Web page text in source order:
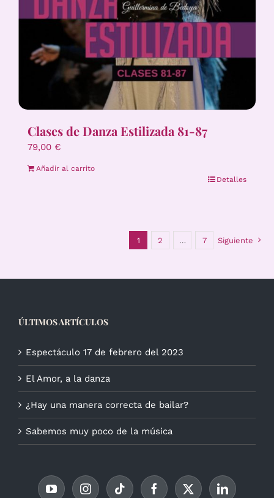
Clases de Danza Estilizada 81-87
79,00 €
Añadir al carrito
Detalles
1 2 … 7 Siguiente
ÚLTIMOS ARTÍCULOS
Espectáculo 17 de febrero del 2023
El Amor, a la danza
¿Hay una manera correcta de bailar?
Sabemos muy poco de la música